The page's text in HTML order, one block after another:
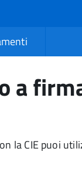
a
la CIE puoi